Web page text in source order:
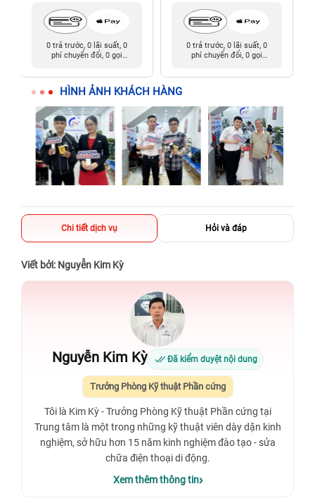
0 trả trước, 0 lãi suất, 0
phí chuyển đổi, 0 gọi
0 trả trước, 0 lãi suất, 0
phí chuyển đổi, 0 gọi
HÌNH ẢNH KHÁCH HÀNG
Chi tiết dịch vụ Hỏi và đáp
Viết bởi: Nguyễn Kim Kỳ
Nguyễn Kim Kỳ Đã kiểm duyệt nội dung
Trưởng Phòng Kỹ thuật Phần cứng
Tôi là Kim Kỳ - Trưởng Phòng Kỹ thuật Phần cứng tại
Trung tâm là một trong những kỹ thuật viên dày dặn kinh
nghiệm, sở hữu hơn 15 năm kinh nghiệm đào tạo - sửa
chữa điện thoại di động.
Xem thêm thông tin